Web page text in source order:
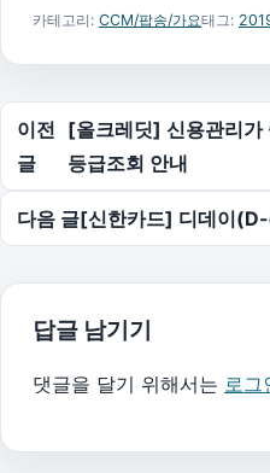
카테고리: CCM/팝송/가요태그:
글 탐색
이전
글
[올크레딧] 신용관리가
등급조회 안내
다음 글[신한카드] 디데이
답글 남기기
댓글을 달기 위해서는 로그